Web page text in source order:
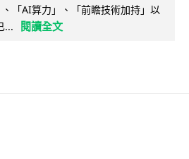
「AI算力」、「前瞻技術加持」以
...
閱讀全文